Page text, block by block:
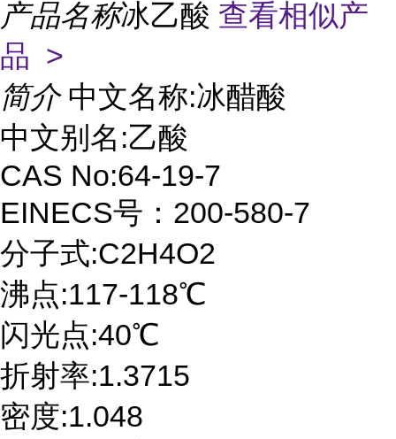
产品名称冰乙酸 查看相似产
品 >
简介 中文名称:冰醋酸
中文别名:乙酸
CAS No:64-19-7
EINECS号：200-580-7
分子式:C2H4O2
沸点:117-118℃
闪光点:40℃
折射率:1.3715
密度:1.048